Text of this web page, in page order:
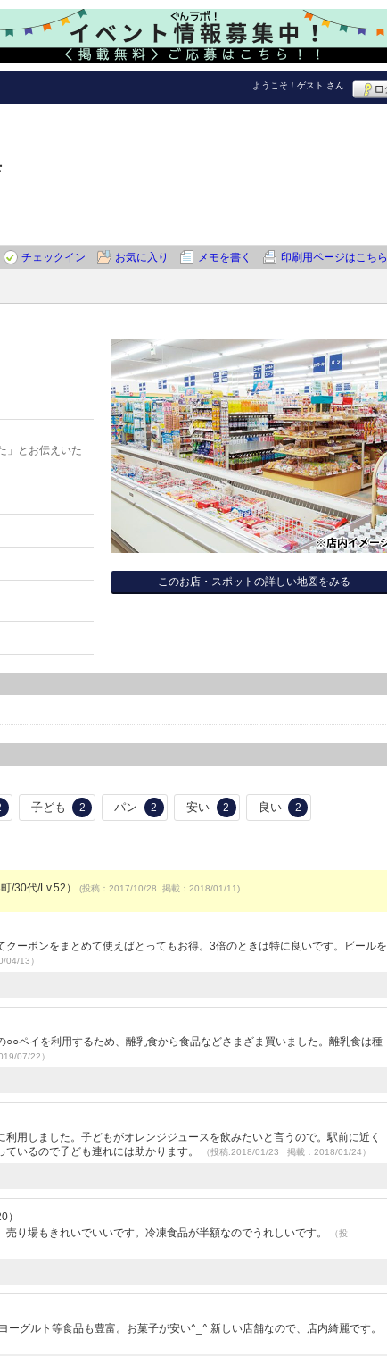
ようこそ！ ゲスト さん
チェックイン お気に入り メモを書く 印刷用ページはこちら
」とお伝えいた
このお店・スポットの詳しい地図をみる
子ども 2 パン 2 安い 2 良い 2
/30代/Lv.52） (投稿：2017/10/28 掲載：2018/01/11)
ーポンをまとめて使えばとってもお得。3倍のときは特に良いです。ビールを
04/13）
ペイを利用するため、離乳食から食品などさまざま買いました。離乳食は種
07/22）
用しました。子どもがオレンジジュースを飲みたいと言うので。駅前に近く
いるので子ども連れには助かります。
（投稿:2018/01/23 掲載：2018/01/24）
）
り場もきれいでいいです。冷凍食品が半額なのでうれしいです。
（投
グルト等食品も豊富。お菓子が安い^_^ 新しい店舗なので、店内綺麗です。